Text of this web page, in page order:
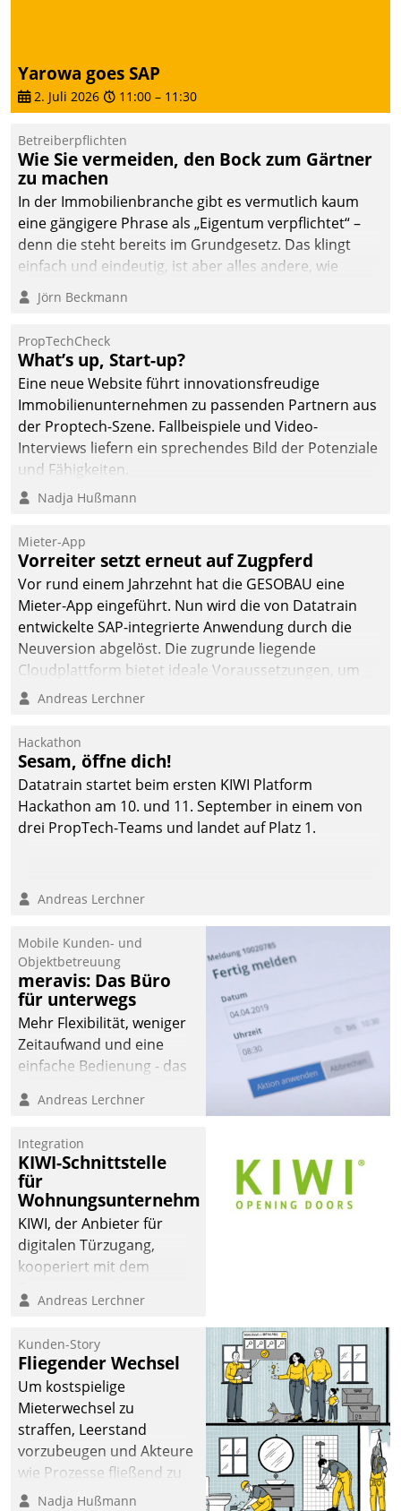
zielgerichtete
Mieterbefragungen – eine
starke Grundlage für
intelligente,
datengestützte
Entscheidungen.
Yarowa goes SAP
2. Juli 2026 11:00 – 11:30
Betreiberpflichten
Wie Sie vermeiden, den Bock zum Gärtner
zu machen
In der Immobilienbranche gibt es vermutlich kaum
eine gängigere Phrase als „Eigentum verpflichtet“ –
denn die steht bereits im Grundgesetz. Das klingt
einfach und eindeutig, ist aber alles andere, wie
Branchenbeschäftigte wissen. Denn mit der
Verantwortung folgen Verpflichtungen.
Jörn Beckmann
PropTechCheck
What’s up, Start-up?
Eine neue Website führt innovationsfreudige
Immobilienunternehmen zu passenden Partnern aus
der Proptech-Szene. Fallbeispiele und Video-
Interviews liefern ein sprechendes Bild der Potenziale
und Fähigkeiten.
Nadja Hußmann
Mieter-App
Vorreiter setzt erneut auf Zugpferd
Vor rund einem Jahrzehnt hat die GESOBAU eine
Mieter-App eingeführt. Nun wird die von Datatrain
entwickelte SAP-integrierte Anwendung durch die
Neuversion abgelöst. Die zugrunde liegende
Cloudplattform bietet ideale Voraussetzungen, um
die Funktionalität der App zu erweitern und weitere
integrieren.
Andreas Lerchner
Hackathon
Sesam, öffne dich!
Datatrain startet beim ersten KIWI Platform
Hackathon am 10. und 11. September in einem von
drei PropTech-Teams und landet auf Platz 1.
Andreas Lerchner
Mobile Kunden- und
Objektbetreuung
meravis: Das Büro
für unterwegs
Mehr Flexibilität, weniger
Zeitaufwand und eine
einfache Bedienung - das
Cockpit für mobile
Datatrain. Die meravis
Wohnungsbau- und
Immobilien GmbH hat
sich dabei für den Betrieb
der Lösung über die SAP
Cloud Platform
Unternehmen am
Andreas Lerchner
Integration
KIWI-Schnittstelle
für
Wohnungsunternehmen
KIWI, der Anbieter für
digitalen Türzugang,
kooperiert mit dem
Softwareentwicklungshaus
Andreas Lerchner
Kunden-Story
Fliegender Wechsel
Um kostspielige
Mieterwechsel zu
straffen, Leerstand
vorzubeugen und Akteure
wie Prozesse fließend zu
vernetzen, nutzt die
Nadja Hußmann